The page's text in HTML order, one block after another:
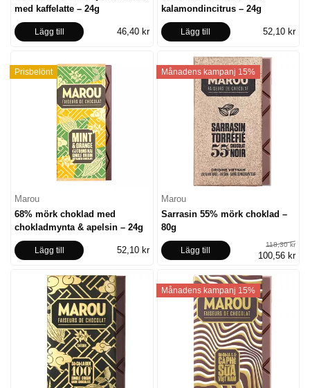
med kaffelatte – 24g
Lägg till 46,40 kr
kalamondincitrus – 24g
Lägg till 52,10 kr
Prisbelönt
Marou
68% mörk choklad med
chokladmynta & apelsin – 24g
Lägg till 52,10 kr
Månadens kampanj 15%
Marou
Sarrasin 55% mörk choklad –
80g
Lägg till
118,30 kr
100,56 kr
Månadens kampanj 15%